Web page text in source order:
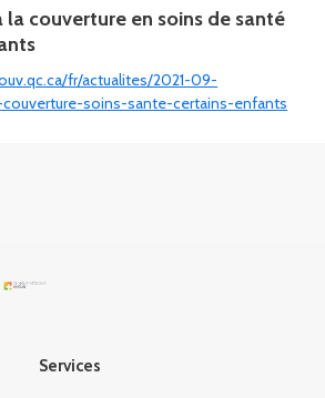
la couverture en soins de santé
fr/actualites/2021-09-
soins-sante-certains-enfants
Services